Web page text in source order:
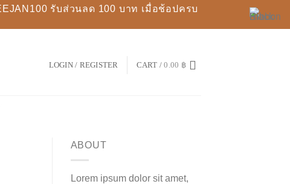
รับส่วนลด 100 บาท เมื่อช้อปครบ
LOGIN / REGISTER CART /0.00 ฿
ABOUT
Lorem ipsum dolor sit amet,